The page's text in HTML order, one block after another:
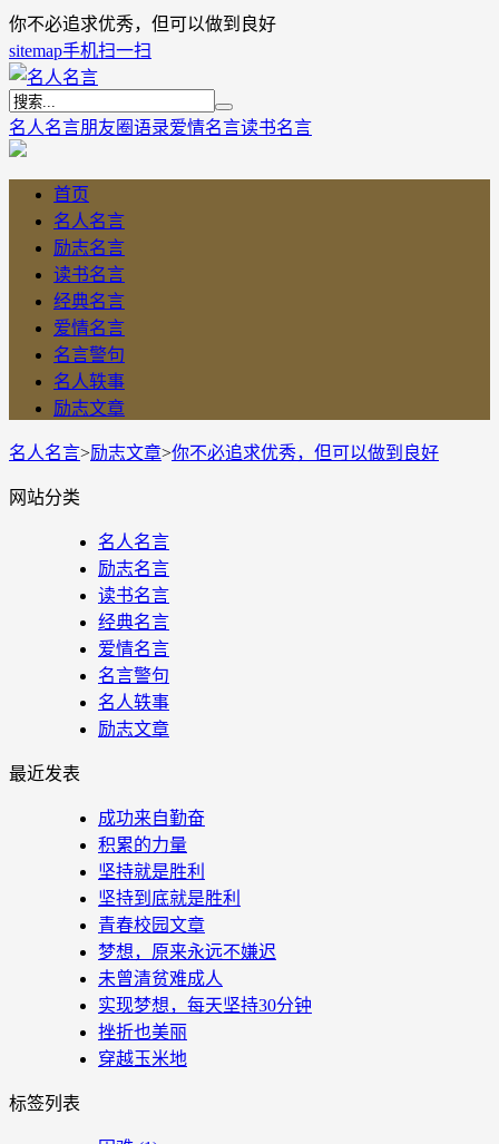
你不必追求优秀，但可以做到良好
sitemap手机扫一扫
名人名言朋友圈语录爱情名言读书名言
首页
名人名言
励志名言
读书名言
经典名言
爱情名言
名言警句
名人轶事
励志文章
名人名言>励志文章>你不必追求优秀，但可以做到良好
网站分类
名人名言
励志名言
读书名言
经典名言
爱情名言
名言警句
名人轶事
励志文章
最近发表
成功来自勤奋
积累的力量
坚持就是胜利
坚持到底就是胜利
青春校园文章
梦想，原来永远不嫌迟
未曾清贫难成人
实现梦想，每天坚持30分钟
挫折也美丽
穿越玉米地
标签列表